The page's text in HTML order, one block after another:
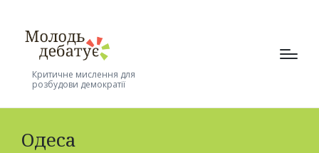
Критичне мислення для
розбудови демократії
Одеса